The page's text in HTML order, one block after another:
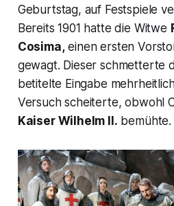
Geburtstag, auf Festspiele
Bereits 1901 hatte die Witwe
Cosima,einen ersten
gewagt. Dieser schmetterte
betitelte Eingabe
Versuch scheiterte, obwohl
Kaiser Wilhelm II. bemühte.